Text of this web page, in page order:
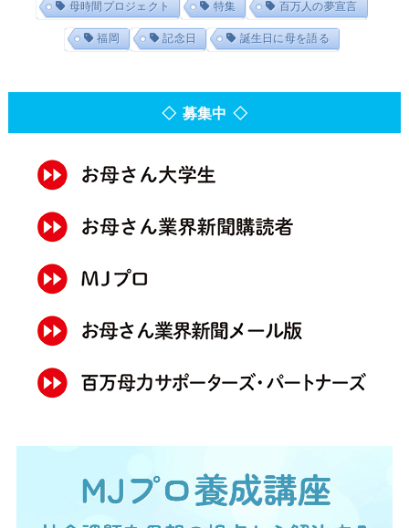
母時間プロジェクト 特集 百万人の夢宣言
福岡 記念日 誕生日に母を語る
◇ 募集中 ◇